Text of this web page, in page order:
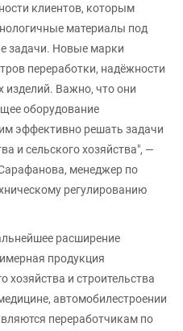
клиентов, которым
материалы под
задачи. Новые марки
переработки, надёжности
изделий. Важно, что они
оборудование
эффективно решать задачи
и сельского хозяйства", —
менеджер по
регулированию
расширение
продукция
хозяйства и строительства
автомобилестроении
переработчикам по